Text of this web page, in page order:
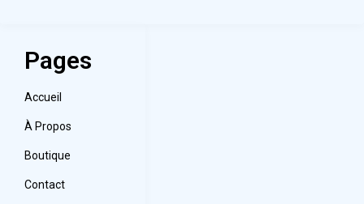
Pages
Accueil
À Propos
Boutique
Contact